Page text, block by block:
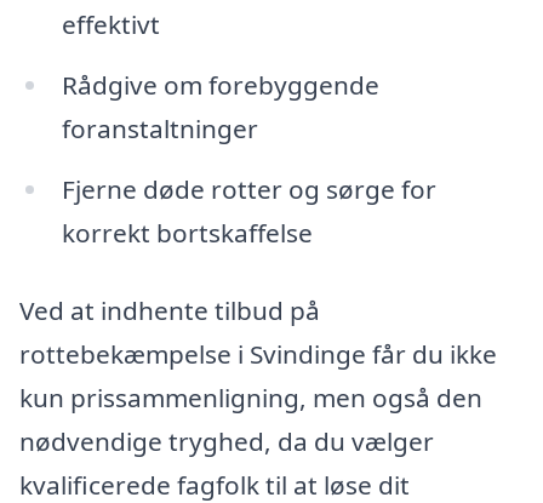
effektivt
Rådgive om forebyggende
foranstaltninger
Fjerne døde rotter og sørge for
korrekt bortskaffelse
Ved at indhente tilbud på
rottebekæmpelse i Svindinge får du ikke
kun prissammenligning, men også den
nødvendige tryghed, da du vælger
kvalificerede fagfolk til at løse dit